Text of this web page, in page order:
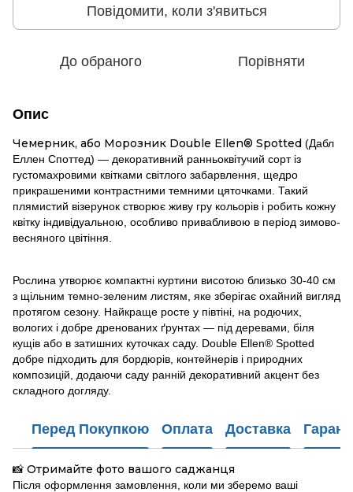
Повідомити, коли з'явиться
До обраного Порівняти
Опис
Чемерник, або Морозник Double Ellen® Spotted (Дабл
Еллен Споттед) — декоративний ранньоквітучий сорт із
густомахровими квітками світлого забарвлення, щедро
прикрашеними контрастними темними цяточками. Такий
плямистий візерунок створює живу гру кольорів і робить кожну
квітку індивідуальною, особливо привабливою в період зимово-
весняного цвітіння.
Рослина утворює компактні куртини висотою близько 30-40 см
з щільним темно-зеленим листям, яке зберігає охайний вигляд
протягом сезону. Найкраще росте у півтіні, на родючих,
вологих і добре дренованих ґрунтах — під деревами, біля
кущів або в затишних куточках саду. Double Ellen® Spotted
добре підходить для бордюрів, контейнерів і природних
композицій, додаючи саду ранній декоративний акцент без
складного догляду.
Перед Покупкою Оплата Доставка
📸 Отримайте фото вашого саджанця
Після оформлення замовлення, коли ми зберемо ваші